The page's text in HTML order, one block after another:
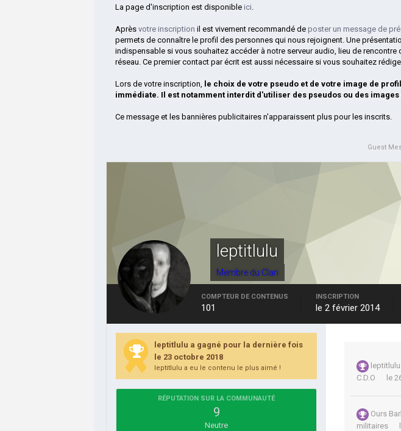
La page d'inscription est disponible ici
Aprèsvotre inscription il est vivement recommandé de poster un message de
permets de connaître le profil des personnes qui nous rejoignent. Une
indispensable si vous souhaitez accéder à notre serveur audio, lieu de
réseau. Ce premier contact par écrit est aussi nécessaire si vous souhaitez
Lors de votre inscription, le choix de votre pseudo et de votre image de
immédiate. Il est notamment interdit d'utiliser des pseudos ou des
Ce message et les bannières publicitaires n'apparaissent plus pour les inscrits.
Guest
leptitlulu
Membre du Clan
COMPTEUR DE CONTENUS
101
INSCRIPTION
le 2 février 2014
leptitlulu a gagné pour la dernière fois
le 23 octobre 2018
leptitlulu a eu le contenu le plus aimé !
RÉPUTATION SUR LA COMMUNAUTÉ
9
Neutre
leptitlulu
C.D.O
le
Ours
militaires